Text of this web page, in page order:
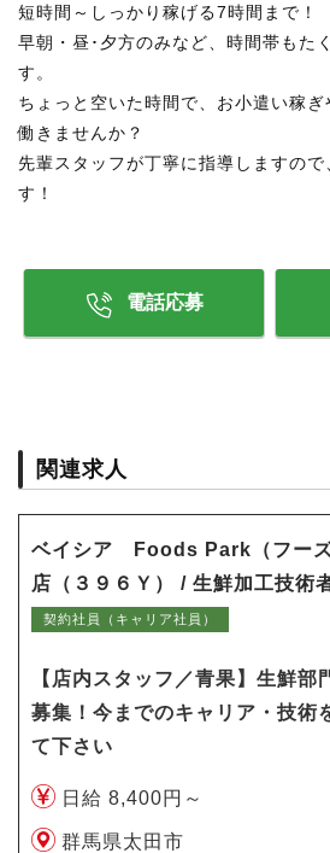
短時間～しっかり稼げる7時間まで！
早朝・昼･夕方のみなど、時間帯もた
す。
ちょっと空いた時間で、お小遣い稼
働きませんか？
先輩スタッフが丁寧に指導しますの
す！
電話応募
関連求人
ベイシア Foods Park（フーズ
店（３９６Ｙ） / 生鮮加工技術
契約社員（キャリア社員）
【店内スタッフ／青果】生鮮部
募集！今までのキャリア・技術
て下さい
日給 8,400円～
群馬県太田市